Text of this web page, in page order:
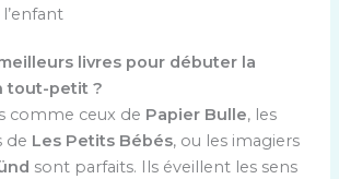
livres pour débuter la
tout-petit ?
comme ceux de Papier Bulle, les
de Les Petits Bébés, ou les imagiers
sont parfaits. Ils éveillent les sens